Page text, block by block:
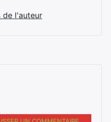
de l'auteur